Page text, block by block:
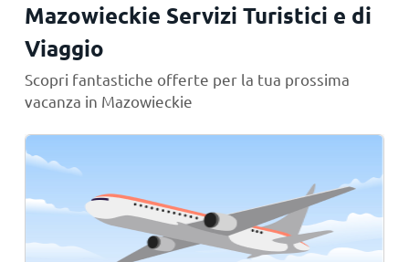
Mazowieckie Servizi Turistici e di
Viaggio
Scopri fantastiche offerte per la tua prossima
vacanza in Mazowieckie